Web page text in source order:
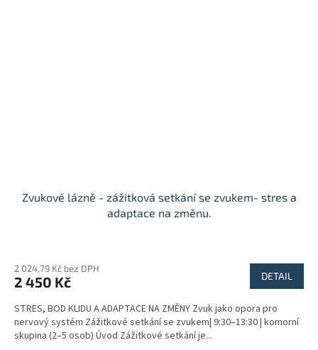
Zvukové lázně - zážitková setkání se zvukem- stres a
adaptace na změnu.
2 024,79 Kč bez DPH
2 450 Kč DETAIL
STRES, BOD KLIDU A ADAPTACE NA ZMĚNY Zvuk jako opora pro
nervový systém Zážitkové setkání se zvukem| 9:30–13:30 | komorní
skupina (2–5 osob) Úvod Zážitkové setkání je...